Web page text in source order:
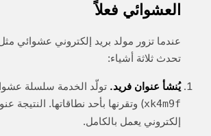
العشوائي فعلاً
تحدث ثلاثة أشياء:
يُنشأ عنوان فريد. تولّد الخدمة سلسلة
xk4m9f) وتقرنها بأحد نطاقاتها. النتيجة
إلكتروني يعمل بالكامل.